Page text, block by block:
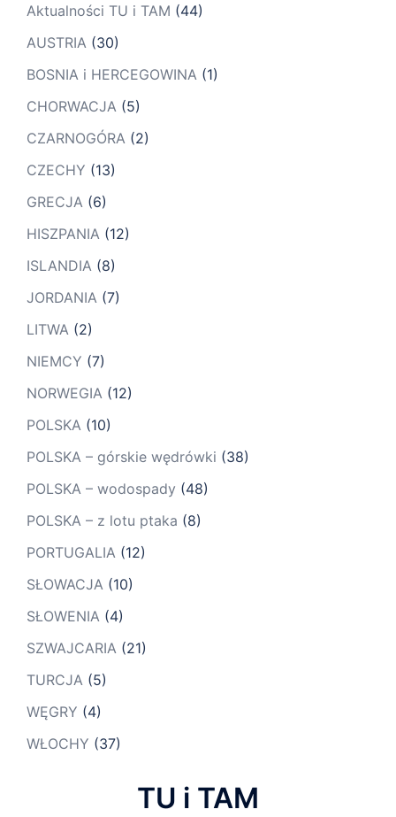
Aktualności TU i TAM (44)
AUSTRIA (30)
BOSNIA i HERCEGOWINA (1)
CHORWACJA (5)
CZARNOGÓRA (2)
CZECHY (13)
GRECJA (6)
HISZPANIA (12)
ISLANDIA (8)
JORDANIA (7)
LITWA (2)
NIEMCY (7)
NORWEGIA (12)
POLSKA (10)
POLSKA – górskie wędrówki (38)
POLSKA – wodospady (48)
POLSKA – z lotu ptaka (8)
PORTUGALIA (12)
SŁOWACJA (10)
SŁOWENIA (4)
SZWAJCARIA (21)
TURCJA (5)
WĘGRY (4)
WŁOCHY (37)
TU i TAM